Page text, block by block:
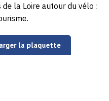
la Loire autour du vélo :
la plaquette